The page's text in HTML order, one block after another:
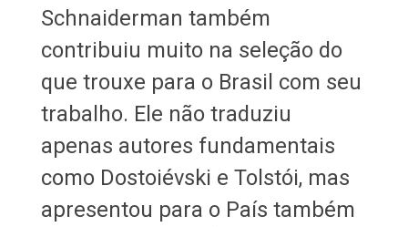
Schnaiderman também
contribuiu muito na seleção do
que trouxe para o Brasil com seu
trabalho. Ele não traduziu
apenas autores fundamentais
como Dostoiévski e Tolstói, mas
apresentou para o País também